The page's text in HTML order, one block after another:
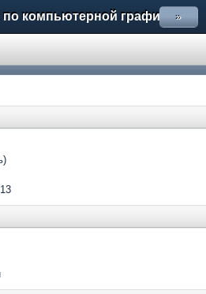
компьютерной графике »